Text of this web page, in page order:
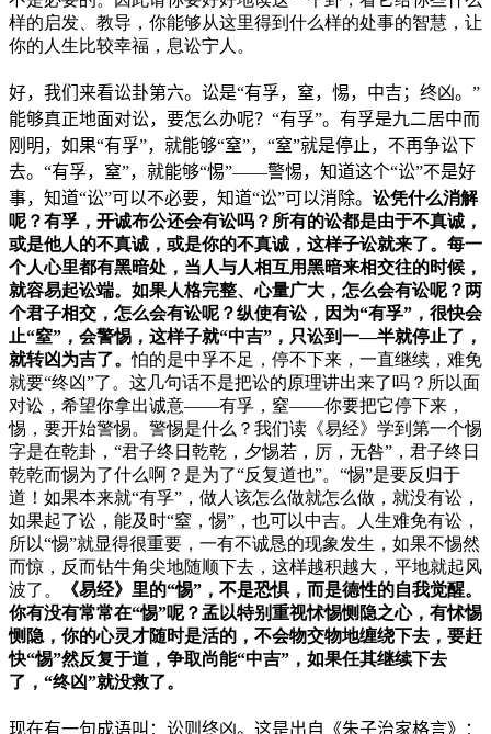
样的启发、教导，你能够从这里得到什么样的处事的智慧，让
你的人生比较幸福，息讼宁人。
好，我们来看讼卦第六。讼是“有孚，窒，惕，中吉；终凶。”
能够真正地面对讼，要怎么办呢？“有孚”。有孚是九二居中而
刚明，如果“有孚”，就能够“窒”，“窒”就是停止，不再争讼下
去。“有孚，窒”，就能够“惕”——警惕，知道这个“讼”不是好
事，知道“讼”可以不必要，知道“讼”可以消除。 讼凭什么消解
呢？有孚，开诚布公还会有讼吗？所有的讼都是由于不真诚，
或是他人的不真诚，或是你的不真诚，这样子讼就来了。每一
个人心里都有黑暗处，当人与人相互用黑暗来相交往的时候，
就容易起讼端。如果人格完整、心量广大，怎么会有讼呢？两
个君子相交，怎么会有讼呢？纵使有讼，因为“有孚”，很快会
止“窒”，会警惕，这样子就“中吉”，只讼到一—半就停止了，
就转凶为吉了。怕的是中孚不足，停不下来，一直继续，难免
就要“终凶”了。这几句话不是把讼的原理讲出来了吗？所以面
对讼，希望你拿出诚意——有孚，窒——你要把它停下来，
惕，要开始警惕。警惕是什么？我们读《易经》学到第一个惕
字是在乾卦，“君子终日乾乾，夕惕若，厉，无咎”，君子终日
乾乾而惕为了什么啊？是为了“反复道也”。“惕”是要反归于
道！如果本来就“有孚”，做人该怎么做就怎么做，就没有讼，
如果起了讼，能及时“窒，惕”，也可以中吉。人生难免有讼，
所以“惕”就显得很重要，一有不诚恳的现象发生，如果不惕然
而惊，反而钻牛角尖地随顺下去，这样越积越大，平地就起风
波了。
《易经》里的“惕”，不是恐惧，而是德性的自我觉醒。
你有没有常常在“惕”呢？孟以特别重视怵惕恻隐之心，有怵惕
恻隐，你的心灵才随时是活的，不会物交物地缠绕下去，要赶
快“惕”然反复于道，争取尚能“中吉”，如果任其继续下去
了，“终凶”就没救了。
现在有一句成语叫：讼则终凶。这是出自《朱子治家格言》：